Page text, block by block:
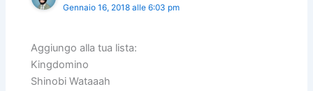
Gennaio 16, 2018 alle 6:03 pm
Aggiungo alla tua lista:
Kingdomino
Shinobi Wataaah